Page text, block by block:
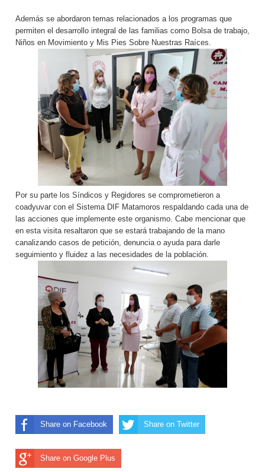
Además se abordaron temas relacionados a los programas que
permiten el desarrollo integral de las familias como Bolsa de trabajo,
Niños en Movimiento y Mis Pies Sobre Nuestras Raíces.
Por su parte los Síndicos y Regidores se comprometieron a
coadyuvar con el Sistema DIF Matamoros respaldando cada una de
las acciones que implemente este organismo. Cabe mencionar que
en esta visita resaltaron que se estará trabajando de la mano
canalizando casos de petición, denuncia o ayuda para darle
seguimiento y fluidez a las necesidades de la población.
Share on Facebook Share on Twitter
Share on Google Plus